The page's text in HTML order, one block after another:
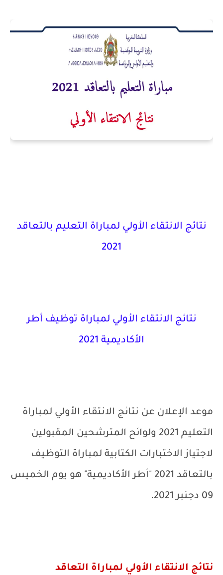
نتائج الانتقاء الأولي لمباراة التعليم بالتعاقد
2021
نتائج الانتقاء الأولي لمباراة توظيف أطر
الأكاديمية 2021
موعد الإعلان عن نتائج الانتقاء الأولي لمباراة
التعليم 2021 ولوائح المترشحين المقبولين
لاجتياز الاختبارات الكتابية لمباراة التوظيف
بالتعاقد 2021 "أطر الأكاديمية" هو يوم الخميس
09 دجنبر 2021.
نتائج الانتقاء الأولي لمباراة التعاقد